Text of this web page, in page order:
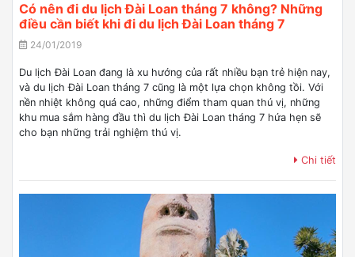
Có nên đi du lịch Đài Loan tháng 7 không? Những
điều cần biết khi đi du lịch Đài Loan tháng 7
24/01/2019
Du lịch Đài Loan đang là xu hướng của rất nhiều bạn trẻ hiện nay,
và du lịch Đài Loan tháng 7 cũng là một lựa chọn không tồi. Với
nền nhiệt không quá cao, những điểm tham quan thú vị, những
khu mua sắm hàng đầu thì du lịch Đài Loan tháng 7 hứa hẹn sẽ
cho bạn những trải nghiệm thú vị.
Chi tiết